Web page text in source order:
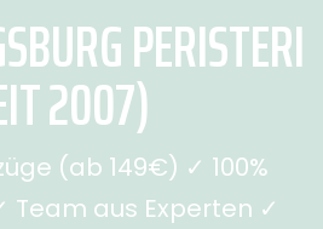
PERISTERI
2007)
(ab 149€) ✓ 100%
Team aus Experten ✓